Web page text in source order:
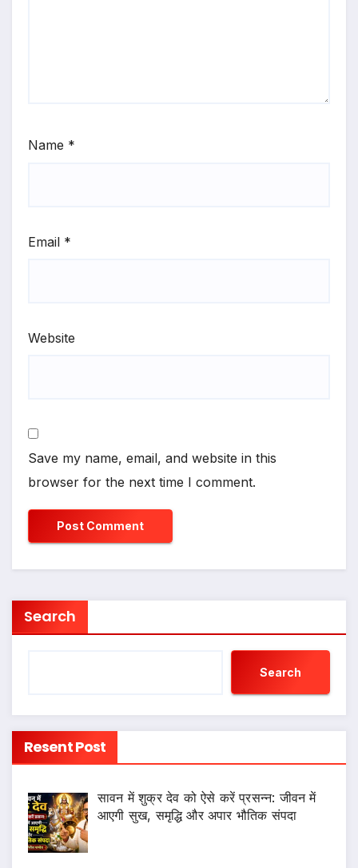
Name *
Email *
Website
Save my name, email, and website in this
browser for the next time I comment.
Search
Search
Resent Post
सावन में शुक्र देव को ऐसे करें प्रसन्न: जीवन में
आएगी सुख, समृद्धि और अपार भौतिक संपदा